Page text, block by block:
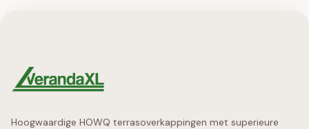
Hoogwaardige HOWQ terrasoverkappingen met superieure